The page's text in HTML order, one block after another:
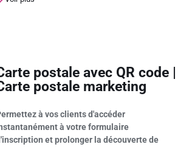
postale avec QR code |
postale marketing
à vos clients d'accéder
à votre formulaire
et prolonger la découverte de